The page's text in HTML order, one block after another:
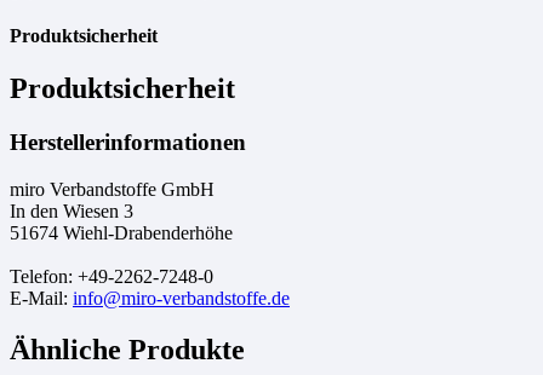
Produktsicherheit
Produktsicherheit
Herstellerinformationen
miro Verbandstoffe GmbH
In den Wiesen 3
51674 Wiehl-Drabenderhöhe
Telefon: +49-2262-7248-0
E-Mail: info@miro-verbandstoffe.de
Ähnliche Produkte